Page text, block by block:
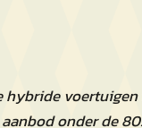
hybride
aanbod onder de